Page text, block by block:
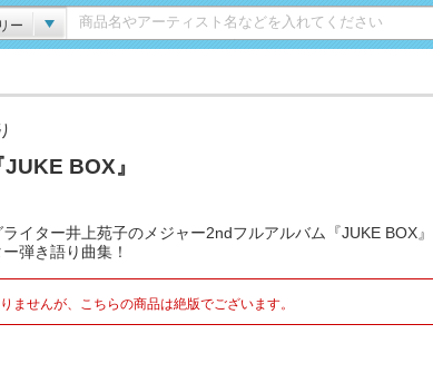
ー
BOX』
イター井上苑子のメジャー2ndフルアルバム『JUKE BOX
弾き語り曲集！
ませんが、こちらの商品は絶版でございます。